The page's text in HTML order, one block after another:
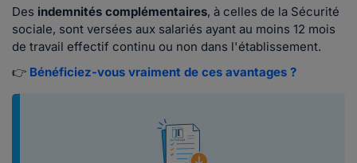
Des indemnités complémentaires, à celles de la Sécurité
sociale, sont versées aux salariés ayant au moins 12 mois
de travail effectif continu ou non dans l'établissement.
👉 Bénéficiez-vous vraiment de ces avantages ?